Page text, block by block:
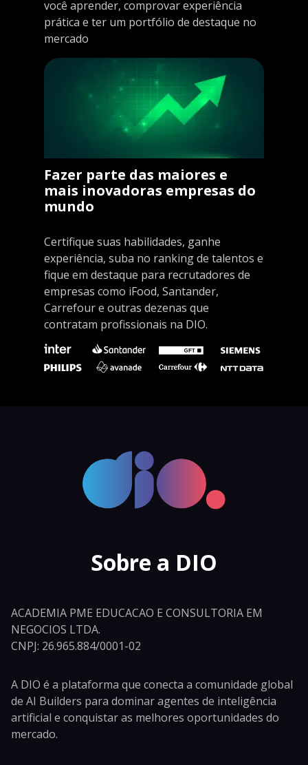
você aprender, comprovar experiência
prática e ter um portfólio de destaque no
mercado
Fazer parte das maiores e
mais inovadoras empresas do
mundo
Certifique suas habilidades, ganhe
experiência, suba no ranking de talentos e
fique em destaque para recrutadores de
empresas como iFood, Santander,
Carrefour e outras dezenas que
contratam profissionais na DIO.
Sobre a DIO
ACADEMIA PME EDUCACAO E CONSULTORIA EM
NEGOCIOS LTDA.
CNPJ: 26.965.884/0001-02
A DIO é a plataforma que conecta a comunidade global
de AI Builders para dominar agentes de inteligência
artificial e conquistar as melhores oportunidades do
mercado.